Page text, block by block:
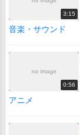
3:15
音楽・サウンド
no image
0:56
アニメ